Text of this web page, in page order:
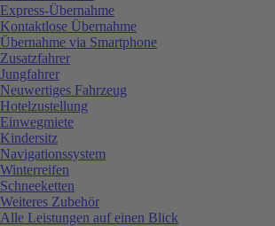
Express-Übernahme
Kontaktlose Übernahme
Übernahme via Smartphone
Zusatzfahrer
Jungfahrer
Neuwertiges Fahrzeug
Hotelzustellung
Einwegmiete
Kindersitz
Navigationssystem
Winterreifen
Schneeketten
Weiteres Zubehör
Alle Leistungen auf einen Blick